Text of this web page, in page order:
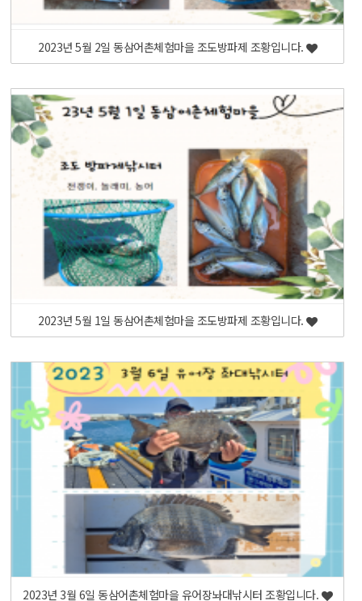
2023년 5월 2일 동삼어촌체험마을 조도방파제 조황입니다.
2023년 5월 1일 동삼어촌체험마을 조도방파제 조황입니다.
2023년 3월 6일 동삼어촌체험마을 유어장놔대낚시터 조황입니다.